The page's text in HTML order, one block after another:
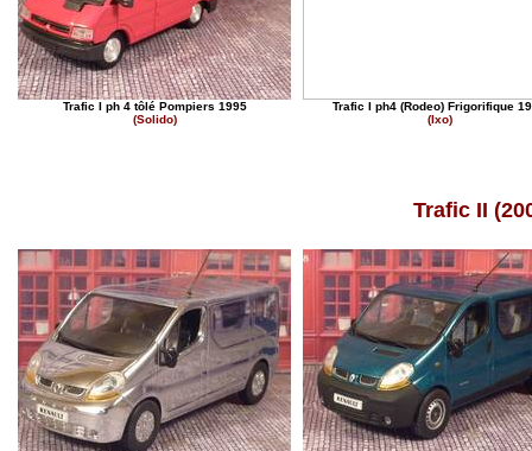
Trafic I ph 4 tôlé Pompiers 1995
(Solido)
Trafic I ph4 (Rodeo) Frigorifique
(Ixo)
Trafic II